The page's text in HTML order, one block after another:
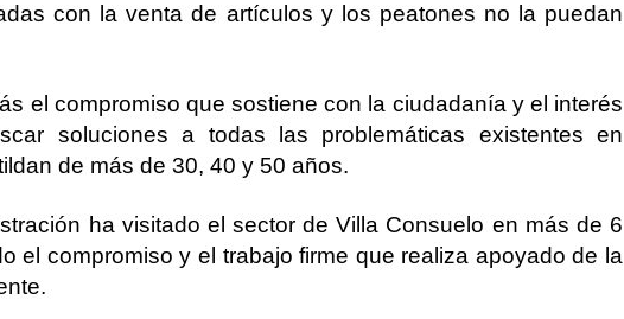
con la venta de artículos y los peatones no la puedan
el compromiso que sostiene con la ciudadanía y el interés
soluciones a todas las problemáticas existentes en
de más de 30, 40 y 50 años.
ha visitado el sector de Villa Consuelo en más de 6
el compromiso y el trabajo firme que realiza apoyado de la